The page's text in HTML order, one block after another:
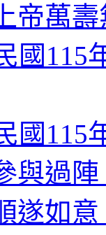
萬壽
國115
國115
與過
遂如